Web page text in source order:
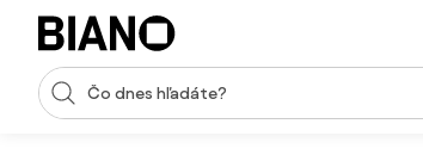
Preskočiť navigáciu, prejsť na obsah
Vstup pre vyhľadávanie